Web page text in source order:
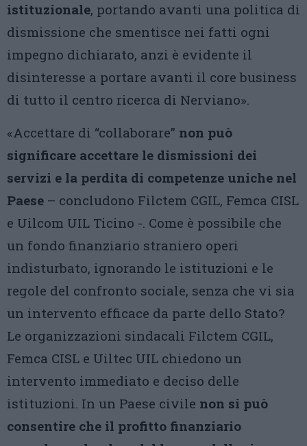
istituzionale, portando avanti una politica di
dismissione che smentisce nei fatti ogni
impegno dichiarato, anzi è evidente il
disinteresse a portare avanti il core business
di tutto il centro ricerca di Nerviano».
«Accettare di “collaborare” non può
significare accettare le dismissioni dei
servizi e la perdita di competenze uniche nel
Paese – concludono Filctem CGIL, Femca CISL
e Uilcom UIL Ticino -. Come è possibile che
un fondo finanziario straniero operi
indisturbato, ignorando le istituzioni e le
regole del confronto sociale, senza che vi sia
un intervento efficace da parte dello Stato?
Le organizzazioni sindacali Filctem CGIL,
Femca CISL e Uiltec UIL chiedono un
intervento immediato e deciso delle
istituzioni. In un Paese civile non si può
consentire che il profitto finanziario